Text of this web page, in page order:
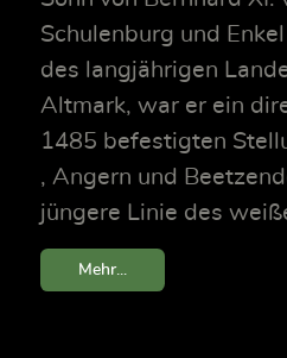
Schulenburg und
des langjährigen
Altmark, war er ein
1485 befestigten
, Angern und
jüngere Linie des
Mehr...